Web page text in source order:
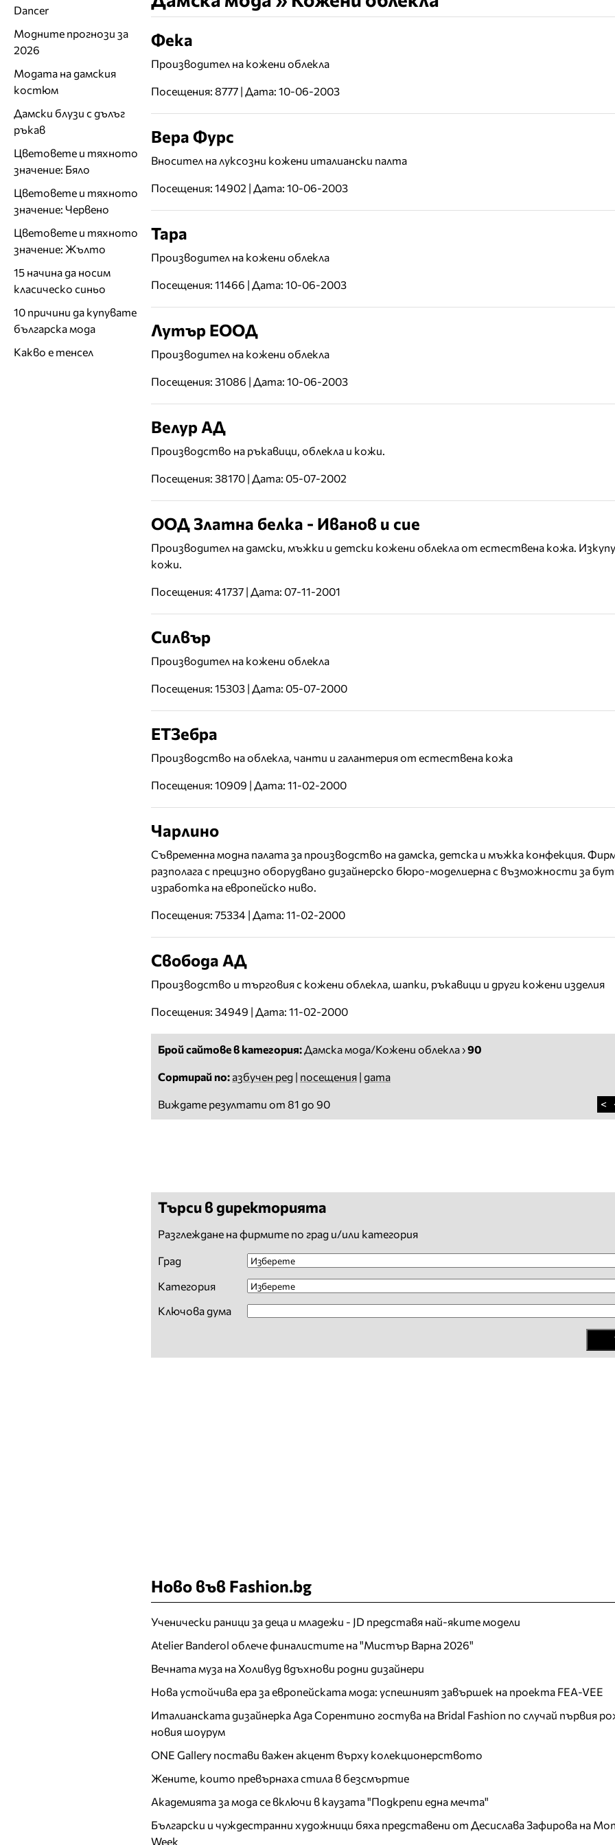
Фека
Производител на кожени облекла
Посещения: 8777 | Дата: 10-06-2003
Вера Фурс
Вносител на луксозни кожени италиански палта
Посещения: 14902 | Дата: 10-06-2003
Тара
Производител на кожени облекла
Посещения: 11466 | Дата: 10-06-2003
Лутър ЕООД
Производител на кожени облекла
Посещения: 31086 | Дата: 10-06-2003
Велур АД
Производство на ръкавици, облекла и кожи.
Посещения: 38170 | Дата: 05-07-2002
ООД Златна белка - Иванов и сие
Производител на дамски, мъжки и детски кожени облекла от естествена кожа.
кожи.
Посещения: 41737 | Дата: 07-11-2001
Силвър
Производител на кожени облекла
Посещения: 15303 | Дата: 05-07-2000
ЕТЗебра
Производство на облекла, чанти и галантерия от естествена кожа
Посещения: 10909 | Дата: 11-02-2000
Чарлино
Съвременна модна палата за производство на дамска, детска и мъжка конфекция.
разполага с прецизно оборудвано дизайнерско бюро-моделиерна с възможности за
изработка на европейско ниво.
Посещения: 75334 | Дата: 11-02-2000
Свобода АД
Производство и търговия с кожени облекла, шапки, ръкавици и други кожени изделия
Посещения: 34949 | Дата: 11-02-2000
Брой сайтове в категория:Дамска мода/Кожени облекла›90
Сортирай по: азбучен ред | посещения | дата
Виждате резултати от 81 до 90 <
Търси в директорията
Разглеждане на фирмите по град и/или категория
Град
Категория
Ключова дума
Ново във Fashion.bg
Ученически раници за деца и младежи - JD представя най-яките модели
Atelier Banderol облече финалистите на "Мистър Варна 2026"
Вечната муза на Холивуд вдъхнови родни дизайнери
Нова устойчива ера за европейската мода: успешният завършек на проекта FEA-VEE
Италианската дизайнерка Ада Сорентино гостува на Bridal Fashion по случай първия
новия шоурум
ONE Gallery постави важен акцент върху колекционерството
Жените, които превърнаха стила в безсмъртие
Академията за мода се включи в каузата "Подкрепи една мечта"
Български и чуждестранни художници бяха представени от Десислава Зафирова на
Week
Dancer
Модните прогнози за
2026
Модата на дамския
костюм
Дамски блузи с дълъг
ръкав
Цветовете и тяхното
значение: Бяло
Цветовете и тяхното
значение: Червено
Цветовете и тяхното
значение: Жълто
15 начина да носим
класическо синьо
10 причини да купувате
българска мода
Какво е тенсел